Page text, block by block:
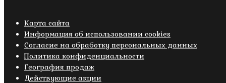
Карта сайта
Информация об использовании cookies
Cогласие на обработку персональных данных
Политика конфиденциальности
География продаж
Действующие акции